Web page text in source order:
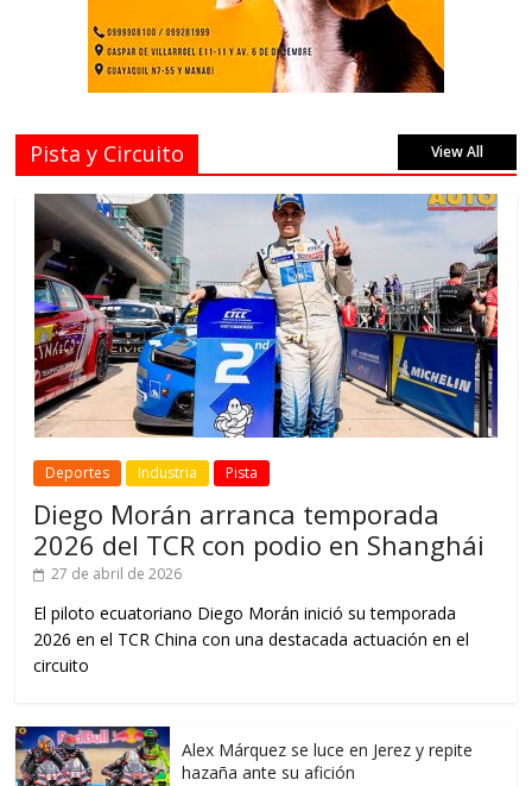
Pista y Circuito View All
Deportes Industria Pista
Diego Morán arranca temporada
2026 del TCR con podio en Shanghái
27 de abril de 2026
El piloto ecuatoriano Diego Morán inició su temporada
2026 en el TCR China con una destacada actuación en el
circuito
Alex Márquez se luce en Jerez y repite
hazaña ante su afición